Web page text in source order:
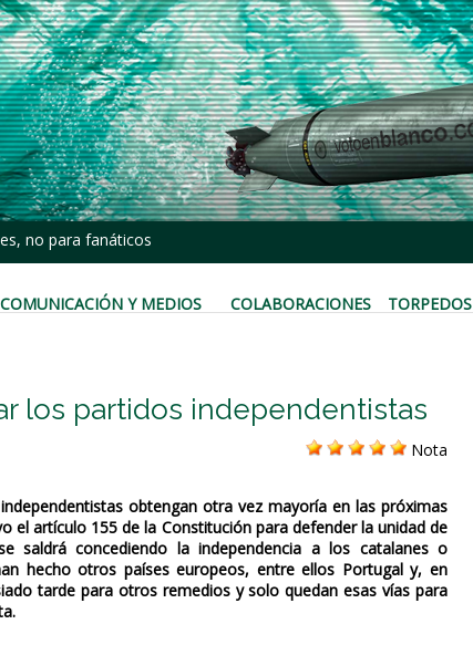
no para fanáticos
COMUNICACIÓN Y MEDIOS COLABORACIONES TORPEDOS
los partidos independentistas
Nota
obtengan otra vez mayoría en las próximas
el artículo 155 de la Constitución para defender la unidad de
saldrá concediendo la independencia a los catalanes o
hecho otros países europeos, entre ellos Portugal y, en
tarde para otros remedios y solo quedan esas vías para